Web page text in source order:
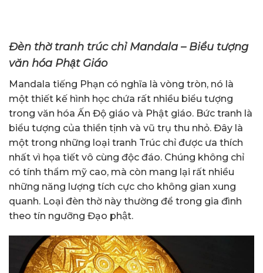
Đèn thờ tranh trúc chỉ Mandala – Biểu tượng
văn hóa Phật Giáo
Mandala tiếng Phạn có nghĩa là vòng tròn, nó là
một thiết kế hình học chứa rất nhiều biểu tượng
trong văn hóa Ấn Độ giáo và Phật giáo. Bức tranh là
biểu tượng của thiền tịnh và vũ trụ thu nhỏ. Đây là
một trong những loại tranh Trúc chỉ được ưa thích
nhất vì họa tiết vô cùng độc đáo. Chúng không chỉ
có tính thẩm mỹ cao, mà còn mang lại rất nhiều
những năng lượng tích cực cho không gian xung
quanh. Loại đèn thờ này thường để trong gia đình
theo tín ngưỡng Đạo phật.